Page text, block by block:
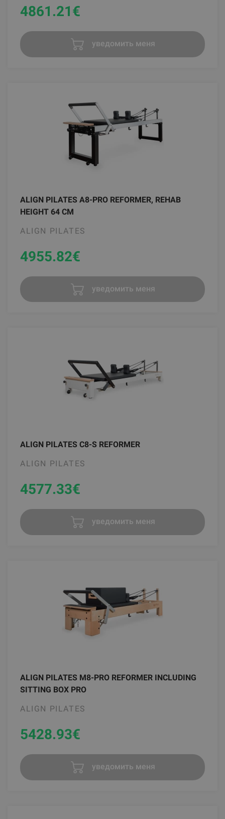
4861.21€
уведомить меня
ALIGN PILATES A8-PRO REFORMER, REHAB
HEIGHT 64 CM
ALIGN PILATES
4955.82€
уведомить меня
ALIGN PILATES C8-S REFORMER
ALIGN PILATES
4577.33€
уведомить меня
ALIGN PILATES M8-PRO REFORMER INCLUDING
SITTING BOX PRO
ALIGN PILATES
5428.93€
уведомить меня